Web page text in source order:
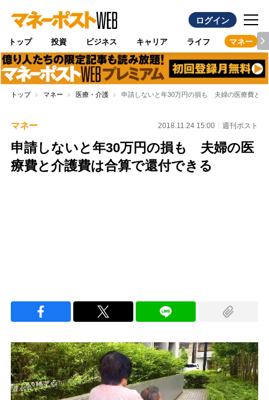
ログイン
トップ 投資 ビジネス キャリア ライフ マネー
トップ マネー 医療・介護 申請しないと年30万円の損も 夫婦の医療費と介
マネー 2018.11.24 15:00 週刊ポスト
申請しないと年30万円の損も 夫婦の医
療費と介護費は合算で還付できる